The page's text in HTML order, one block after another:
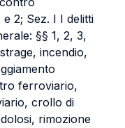
e 2; Sez. I I delitti
§§ 1, 2, 3,
incendio,
ferroviario,
crollo di
rimozione